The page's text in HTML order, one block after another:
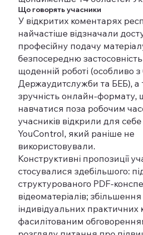
Що говорять учасники
У відкритих коментарях
найчастіше відзначали
професійну подачу
безпосередню
щоденній роботі (особливо з
Держаудитслужби та БЕБ), а
зручність онлайн-формату,
навчатися поза робочим
учасників відкрили для
YouControl, який раніше не
використовували.
Конструктивні пропозиції
стосувалися здебільшого:
структурованого PDF-
відеоматеріалів; збільшення
індивідуальних практичних
фасилітованим